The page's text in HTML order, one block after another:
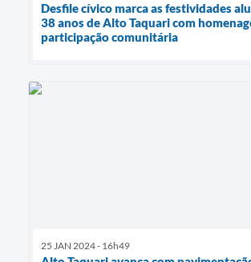
Desfile cívico marca as festividades
38 anos de Alto Taquari com
participação comunitária
25 JAN 2024 - 16h49